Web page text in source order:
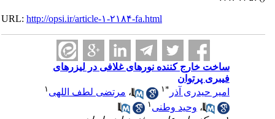
URL:http://opsi.ir/article-۱-۲۱۸۴-fa.html
ساخت خارج کننده نورهای غلافی در لیزرهای
فیبری پر‌توان
امیر حیدری آذر* ۱ ،مرتضی لطف اللهی
،وحید وطنی